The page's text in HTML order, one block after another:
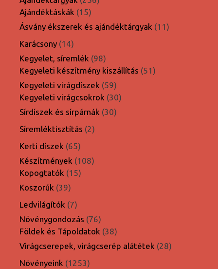
Ajándéktáskák 1515
termék
Ásvány ékszerek és ajándéktárgyak 1111
Karácsony 1414
termék
Kegyelet, síremlék 9898
termék
Kegyeleti készítmény kiszállítás 5151
Kegyeleti virágdíszek 5959
termék
Kegyeleti virágcsokrok 3030
Sírdíszek és sírpárnák 3030
Síremléktisztítás 22
Kerti díszek 6565
termék
Készítmények 108108
Kopogtatók 1515
Koszorúk 3939
termék
Ledvilágítók 77
termék
Növénygondozás 7676
termék
Földek és Tápoldatok 3838
termék
Virágcserepek, virágcserép alátétek 2828
Növényeink 12531253